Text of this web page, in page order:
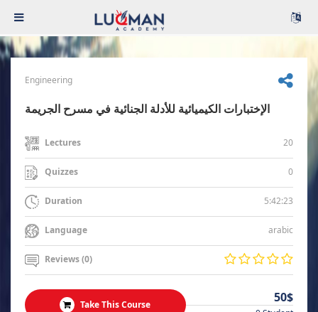
Engineering
الإختبارات الكيميائية للأدلة الجنائية في مسرح الجريمة
Lectures 20
Quizzes 0
Duration 5:42:23
Language arabic
Reviews (0)
Take This Course 50$